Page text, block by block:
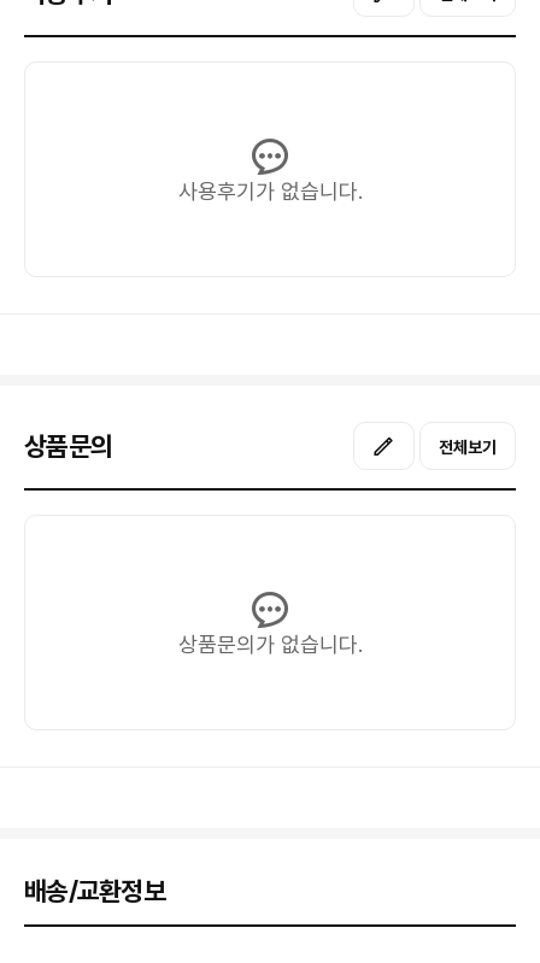
사용후기가 없습니다.
상품문의 전체보기
상품문의가 없습니다.
배송/교환정보